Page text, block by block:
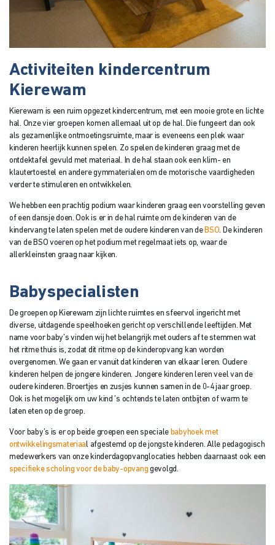
Activiteiten kindercentrum
Kierewam
Kierewam is een ruim opgezet kindercentrum, met een mooie grote en lichte
hal. Onze vier groepen komen allemaal uit op de hal. Die fungeert dan ook
als gezamenlijke ontmoetingsruimte, maar is eveneens een plek waar
kinderen heerlijk kunnen spelen. Zo spelen de kinderen graag met de
ontdektafel gevuld met materiaal. In de hal staan ook een klim- en
klautertoestel en andere gymmaterialen om de motorische vaardigheden
verder te stimuleren en ontwikkelen.
We hebben een prachtig podium waar kinderen graag een voorstelling geven
of een dansje doen. Ook is er in de hal ruimte om de kinderen van de
kindervang te laten spelen met de oudere kinderen van de BSO. De kinderen
van de BSO voeren op het podium met regelmaat iets op, waar de
allerkleinsten graag naar kijken.
Babyspecialisten
De groepen op Kierewam zijn lichte ruimtes en sfeervol ingericht met
diverse, uitdagende speelhoeken gericht op verschillende leeftijden. Met
name voor baby’s vinden wij het belangrijk met ouders af te stemmen wat
het ritme thuis is, zodat dit ritme op de kinderopvang kan worden
overgenomen. We gaan er vanuit dat kinderen van elkaar leren. Oudere
kinderen helpen de jongere kinderen. Jongere kinderen leren veel van de
oudere kinderen. Broertjes en zusjes kunnen samen in de 0-4 jaar groep.
Ook is het mogelijk om uw kind ’s ochtends te laten ontbijten of warm te
laten eten op de groep.
Voor baby’s is er op beide groepen een speciale babyhoek met
ontwikkelingsmateriaal afgestemd op de jongste kinderen.Alle pedagogisch
medewerkers van onze kinderdagopvanglocaties hebben daarnaast ook een
specifieke scholing voor de baby-opvang gevolgd.